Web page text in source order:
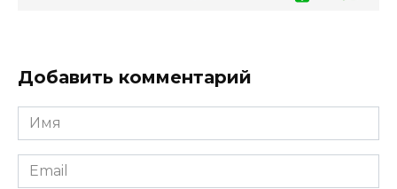
Добавить комментарий
Имя
*
Email
*